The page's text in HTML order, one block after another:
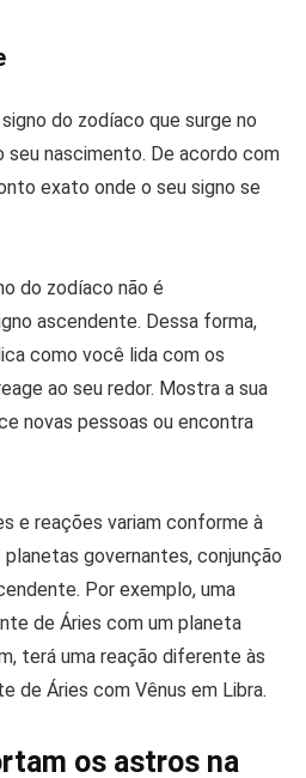
do zodíaco que surge no
seu nascimento. De acordo com
exato onde o seu signo se
do zodíaco não é
ascendente. Dessa forma,
como você lida com os
ao seu redor. Mostra a sua
novas pessoas ou encontra
e reações variam conforme à
governantes, conjunção
Por exemplo, uma
de Áries com um planeta
terá uma reação diferente às
de Áries com Vênus em Libra.
os astros na